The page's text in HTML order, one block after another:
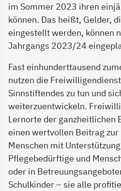
im Sommer 2023 ihren
können. Das heißt, Gelder,
eingestellt werden, können
Jahrgangs 2023/24
Fast einhunderttausend
nutzen die
Sinnstiftendes zu tun und
weiterzuentwickeln.
Lernorte der ganzheitlichen
einen wertvollen Beitrag
Menschen mit
Pflegebedürftige und
oder in
Schulkinder – sie alle